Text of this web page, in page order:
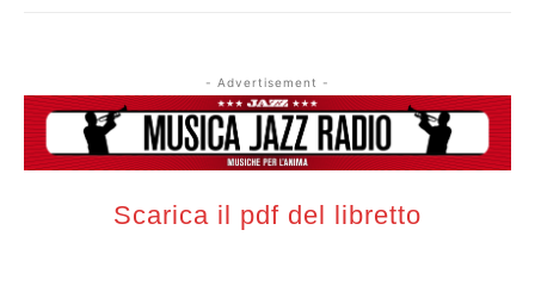
- Advertisement -
Scarica il pdf del libretto